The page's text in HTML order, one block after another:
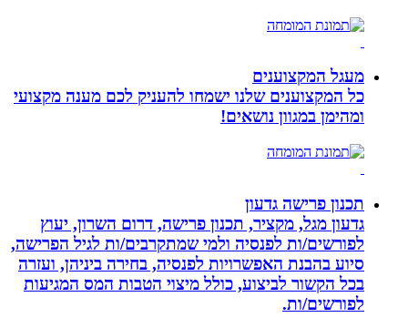
מעגל המקצוענים
כל המקצוענים שלנו ישמחו להעניק לכם מענה מקצועי
ומהימן במגוון נושאים!
תכנון פרישה גדעון
גדעון מגל, מקציר, תכנון פרישה, דרום השרון, יעוץ
לפורשים/ות לפנסיה ולמי שמתקרבים/ות לגיל הפרישה,
סיוע בהבנת האפשרויות לפנסיה, בחירה ביניהן, ועזרה
בכל הקשור לביצוע, כולל מיצוי הטבות המס המגיעות
לפורשים/ות.